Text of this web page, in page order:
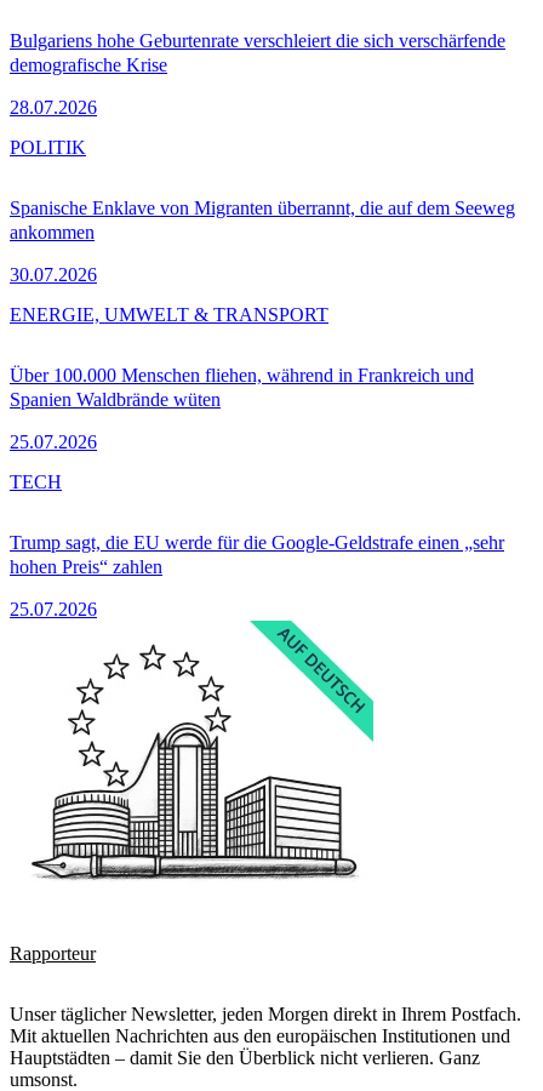
Bulgariens hohe Geburtenrate verschleiert die sich verschärfende
demografische Krise
28.07.2026
Spanische Enklave von Migranten überrannt, die auf dem Seeweg
ankommen
30.07.2026
POLITIK
Über 100.000 Menschen fliehen, während in Frankreich und
Spanien Waldbrände wüten
25.07.2026
ENERGIE, UMWELT & TRANSPORT
Trump sagt, die EU werde für die Google-Geldstrafe einen „sehr
hohen Preis“ zahlen
25.07.2026
TECH
Rapporteur
Unser täglicher Newsletter, jeden Morgen direkt in Ihrem Postfach.
Mit aktuellen Nachrichten aus den europäischen Institutionen und
Hauptstädten – damit Sie den Überblick nicht verlieren. Ganz
umsonst.